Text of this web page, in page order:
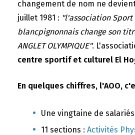
changement de nom ne
juillet 1981 : "l'association
blancpignonnais change son
ANGLET OLYMPIQUE".
centre sportif et culturel El
En quelques chiffres, l'AOO,
Une vingtaine de salariés
11 sections : Activités